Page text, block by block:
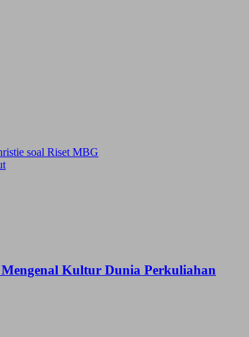
soal Riset MBG
Kultur Dunia Perkuliahan